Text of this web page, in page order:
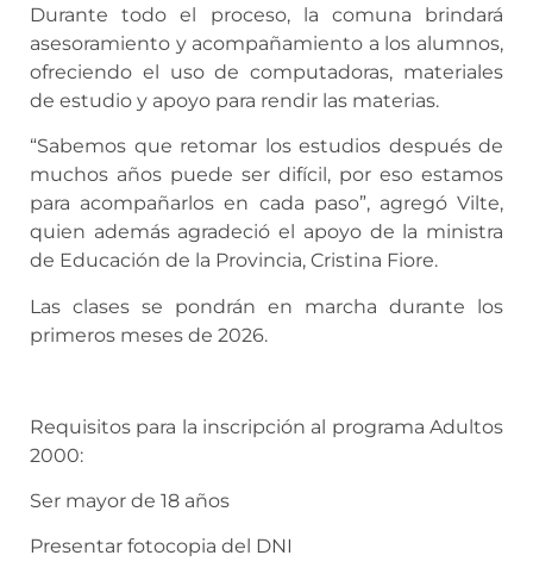
Durante todo el proceso, la comuna brindará
asesoramiento y acompañamiento a los alumnos,
ofreciendo el uso de computadoras, materiales
de estudio y apoyo para rendir las materias.
“Sabemos que retomar los estudios después de
muchos años puede ser difícil, por eso estamos
para acompañarlos en cada paso”, agregó Vilte,
quien además agradeció el apoyo de la ministra
de Educación de la Provincia, Cristina Fiore.
Las clases se pondrán en marcha durante los
primeros meses de 2026.
Requisitos para la inscripción al programa Adultos
2000:
Ser mayor de 18 años
Presentar fotocopia del DNI